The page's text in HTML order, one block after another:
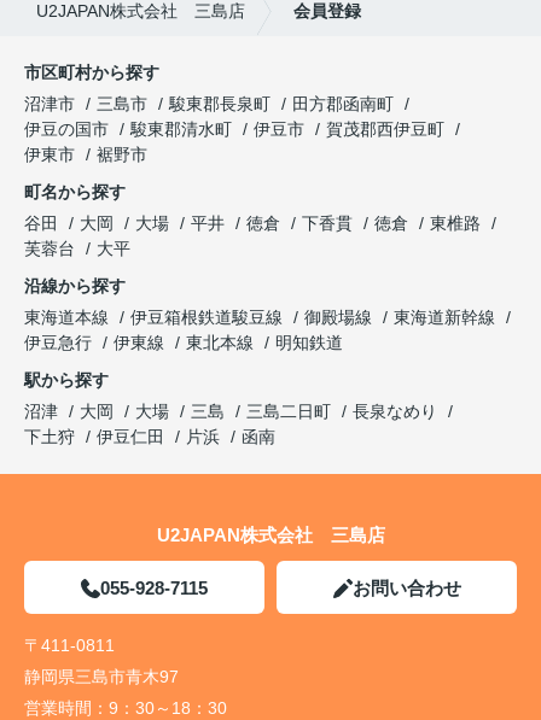
U2JAPAN株式会社 三島店 会員登録
市区町村から探す
沼津市
三島市 駿東郡長泉町
田方郡函南町
伊豆の国市
駿東郡清水町 伊豆市
賀茂郡西伊豆町
伊東市
裾野市
町名から探す
谷田
大岡 大場 平井 徳倉 下香貫 徳倉
東椎路
芙蓉台
大平
沿線から探す
東海道本線
伊豆箱根鉄道駿豆線 御殿場線
東海道新幹線
伊豆急行
伊東線 東北本線
明知鉄道
駅から探す
沼津
大岡 大場 三島 三島二日町
長泉なめり
下土狩
伊豆仁田 片浜 函南
U2JAPAN株式会社 三島店
055-928-7115 お問い合わせ
〒411-0811
静岡県三島市青木97
営業時間： 9：30～18：30